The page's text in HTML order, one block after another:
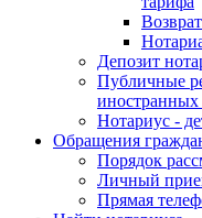
Депозит
Публичные
иностранных
Нотариус -
Обращения
Порядок
Личный
Прямая